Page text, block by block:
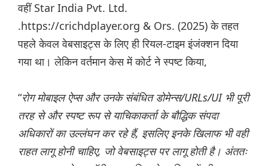
वहीं Star India Pvt. Ltd.
.https://crichdplayer.org & Ors. (2025) के तहत
पहले केवल वेबसाइट्स के लिए ही रियल-टाइम इंजंक्शन दिया
गया था। लेकिन वर्तमान केस में कोर्ट ने स्पष्ट किया,
“रोग मोबाइल ऐप्स और उनके संबंधित डोमेन्स/URLs/UI भी पूरी
तरह से और स्पष्ट रूप से याचिकाकर्ता के बौद्धिक संपदा
अधिकारों का उल्लंघन कर रहे हैं, इसलिए इनके खिलाफ भी वही
राहत लागू होनी चाहिए, जो वेबसाइट्स पर लागू होती है। अंततः